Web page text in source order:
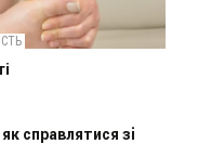
справлятися зі